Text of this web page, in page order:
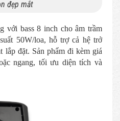
đẹp mắt
với bass 8 inch cho âm trầm
50W/loa, hỗ trợ cả hệ trở
lắp đặt. Sản phẩm đi kèm giá
ngang, tối ưu diện tích và